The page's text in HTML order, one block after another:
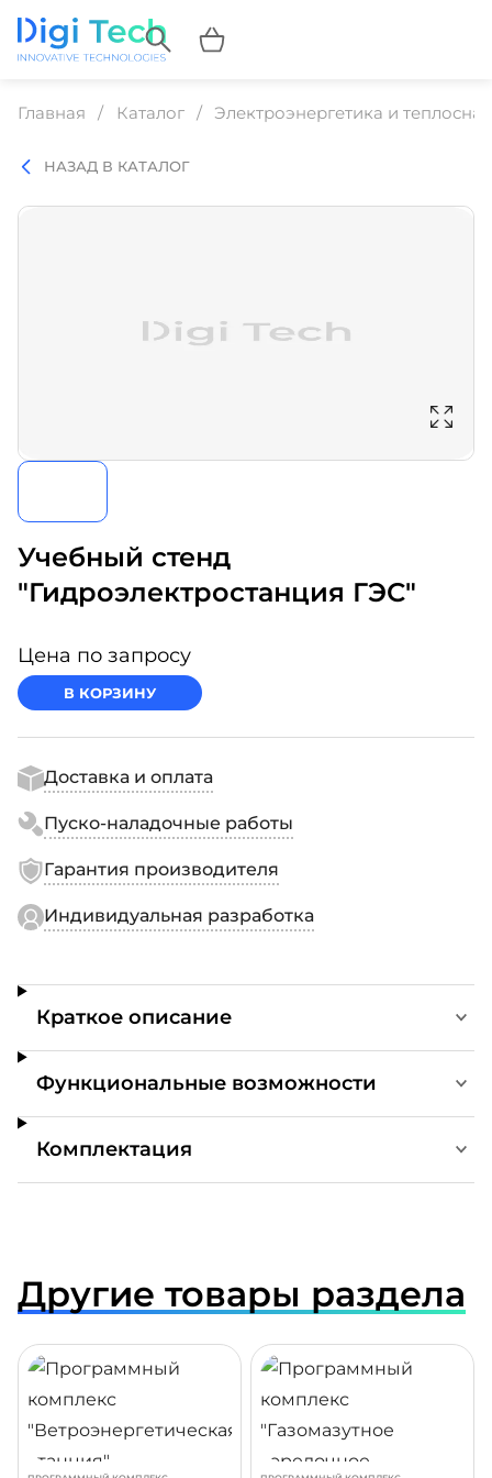
Главная Каталог Электроэнергетика и
НАЗАД В КАТАЛОГ
Учебный стенд
"Гидроэлектростанция ГЭС"
Цена по запросу
В КОРЗИНУ
Доставка и оплата
Пуско-наладочные работы
Гарантия производителя
Индивидуальная разработка
Краткое описание
Функциональные возможности
Комплектация
Другие товары раздела
ПОДРОБНЕЕ